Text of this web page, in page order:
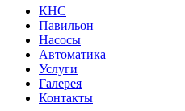
КНС
Павильон
Насосы
Автоматика
Услуги
Галерея
Контакты